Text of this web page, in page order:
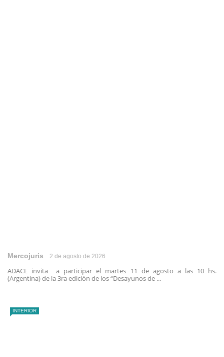
Mercojuris 2 de agosto de 2026
ADACE invita a participar el martes 11 de agosto a las 10 hs.
(Argentina) de la 3ra edición de los “Desayunos de ...
INTERIOR